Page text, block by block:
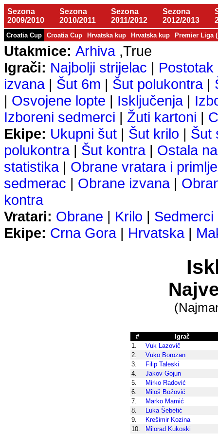
Sezona
2009/2010
Sezona
2010/2011
Sezona
2011/2012
Sezona
2012/2013
Croatia Cup Croatia Cup Hrvatska kup Hrvatska kup Premier Liga
Utakmice: Arhiva,True
Igrači: Najbolji strijelac | Postotak
izvana| Šut 6m | Šut polukontra|
| Osvojene lopte | Isključenja|
Izboreni sedmerci | Žuti kartoni |
Ekipe: Ukupni šut | Šut krilo | Šut
polukontra| Šut kontra| Ostala
statistika| Obrane vratara i
sedmerac | Obrane izvana|
kontra
Vratari: Obrane | Krilo | Sedmerci
Ekipe: Crna Gora| Hrvatska|
#
Igrač
1.
Vuk Lazovič
2.
Vuko Borozan
3.
Filip Taleski
4.
Jakov Gojun
5.
Mirko Radović
6.
Miloš Božović
7.
Marko Mamić
8.
Luka Šebetić
9.
Krešimir Kozina
10.
Milorad Kukoski